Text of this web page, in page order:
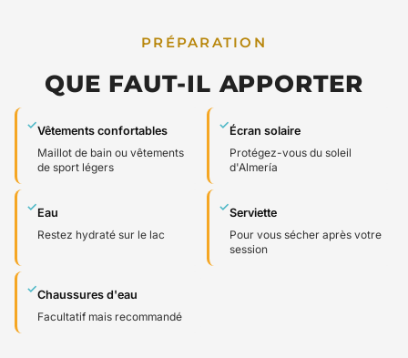
PRÉPARATION
QUE FAUT-IL APPORTER
✓Vêtements confortables
Maillot de bain ou vêtements
de sport légers
✓Écran solaire
Protégez-vous du soleil
d'Almería
✓Eau
Restez hydraté sur le lac
✓Serviette
Pour vous sécher après votre
session
✓Chaussures d'eau
Facultatif mais recommandé